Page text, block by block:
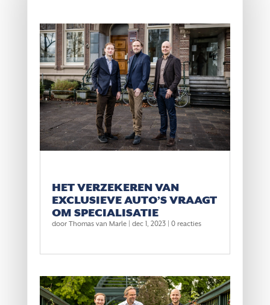
HET VERZEKEREN VAN
EXCLUSIEVE AUTO’S VRAAGT
OM SPECIALISATIE
door Thomas van Marle| dec 1, 2023| 0 reacties